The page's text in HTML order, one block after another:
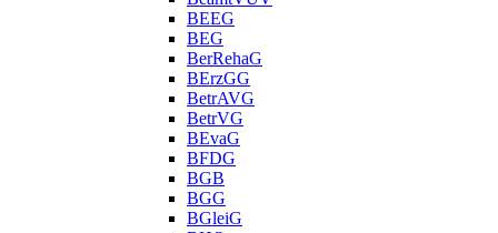
BEEG
BEG
BerRehaG
BErzGG
BetrAVG
BetrVG
BEvaG
BFDG
BGB
BGG
BGleiG